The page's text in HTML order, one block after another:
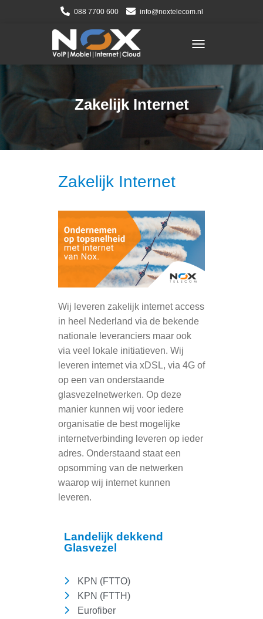
088 7700 600 info@noxtelecom.nl
Zakelijk Internet
Zakelijk Internet
Wij leveren zakelijk internet access
in heel Nederland via de bekende
nationale leveranciers maar ook
via veel lokale initiatieven. Wij
leveren internet via xDSL, via 4G of
op een van onderstaande
glasvezelnetwerken. Op deze
manier kunnen wij voor iedere
organisatie de best mogelijke
internetverbinding leveren op ieder
adres. Onderstaand staat een
opsomming van de netwerken
waarop wij internet kunnen
leveren.
Landelijk dekkend
Glasvezel
KPN (FTTO)
KPN (FTTH)
Eurofiber